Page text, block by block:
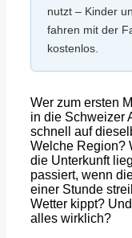
nutzt – Kinder
fahren mit der
kostenlos.
Wer zum ersten
in die Schweizer
schnell auf
Welche Region?
die Unterkunft
passiert, wenn
einer Stunde
Wetter kippt?
alles wirklich?